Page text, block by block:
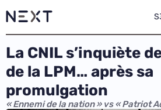
La CNIL s’inquiète
de la LPM… après sa
promulgation
« Ennemi de la nation » vs « Patriot